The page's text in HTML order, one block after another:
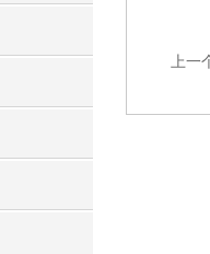
上一